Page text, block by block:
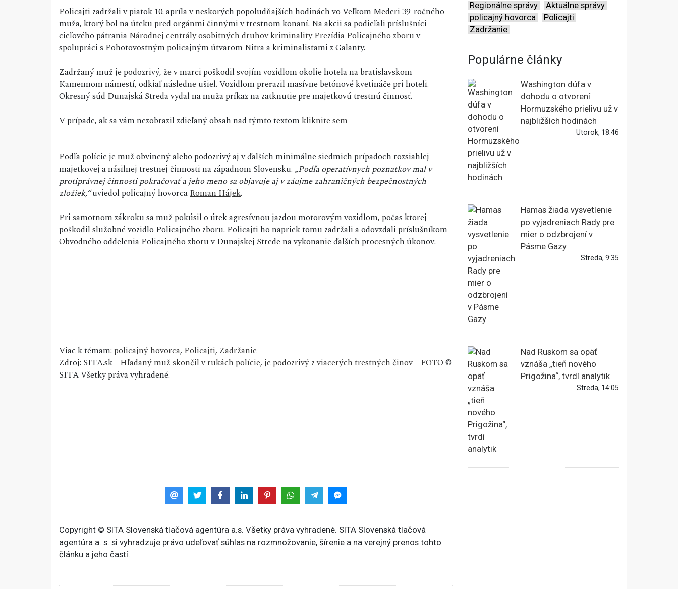
Policajti zadržali v piatok 10. apríla v neskorých popoludňajších hodinách vo Veľkom Mederi 39-ročného
muža, ktorý bol na úteku pred orgánmi činnými v trestnom konaní. Na akcii sa podieľali príslušníci
cieľového pátraniaNárodnej centrály osobitných druhov kriminalityPrezídia Policajného zboruv
spolupráci s Pohotovostným policajným útvarom Nitra a kriminalistami z Galanty.
Zadržaný muž je podozrivý, že v marci poškodil svojím vozidlom okolie hotela na bratislavskom
Kamennom námestí, odkiaľ následne ušiel. Vozidlom prerazil masívne betónové kvetináče pri hoteli.
Okresný súd Dunajská Streda vydal na muža príkaz na zatknutie pre majetkovú trestnú činnosť.
V prípade, ak sa vám nezobrazil zdieľaný obsah nad týmto textomkliknite sem
Podľa polície je muž obvinený alebo podozrivý aj v ďalších minimálne siedmich prípadoch rozsiahlej
majetkovej a násilnej trestnej činnosti na západnom Slovensku.„Podľa operatívnych poznatkov mal v
protiprávnej činnosti pokračovať a jeho meno sa objavuje aj v záujme zahraničných bezpečnostných
zložiek,“uviedol policajný hovorcaRoman Hájek.
Pri samotnom zákroku sa muž pokúsil o útek agresívnou jazdou motorovým vozidlom, počas ktorej
poškodil služobné vozidlo Policajného zboru. Policajti ho napriek tomu zadržali a odovzdali príslušníkom
Obvodného oddelenia Policajného zboru v Dunajskej Strede na vykonanie ďalších procesných úkonov.
Viac k témam: policajný hovorca,Policajti,Zadržanie
Zdroj: SITA.sk -Hľadaný muž skončil v rukách polície, je podozrivý z viacerých trestných činov – FOTO©
SITA Všetky práva vyhradené.
Regionálne správy
Aktuálne správy
policajný hovorca
Policajti
Zadržanie
Populárne články
Washington dúfa v
dohodu o otvorení
Hormuzského prielivu už v
najbližších hodinách
Utorok, 18:46
Hamas žiada vysvetlenie
po vyjadreniach Rady pre
mier o odzbrojení v
Pásme Gazy
Streda, 9:35
Nad Ruskom sa opäť
vznáša „tieň nového
Prigožina“, tvrdí analytik
Streda, 14:05
Copyright © SITA Slovenská tlačová agentúra a.s. Všetky práva vyhradené. SITA Slovenská tlačová
agentúra a. s. si vyhradzuje právo udeľovať súhlas na rozmnožovanie, šírenie a na verejný prenos tohto
článku a jeho častí.